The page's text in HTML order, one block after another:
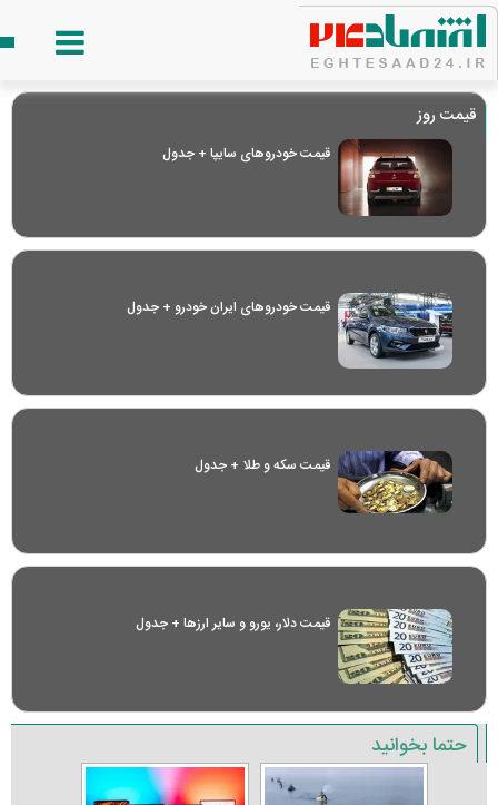
قیمت روز
قیمت خودرو‌های سایپا + جدول
قیمت خودرو‌های ایران خودرو + جدول
قیمت سکه و طلا + جدول
قیمت دلار، یورو و سایر ارز‌ها + جدول
حتما بخوانید